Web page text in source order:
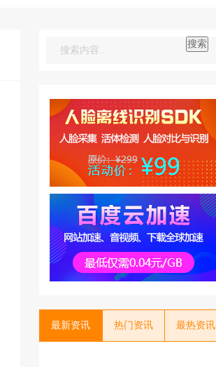
搜索
最新资讯 热门资讯 最热资讯